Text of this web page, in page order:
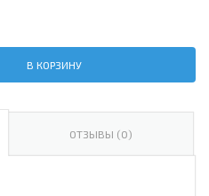
В КОРЗИНУ
ОТЗЫВЫ (0)